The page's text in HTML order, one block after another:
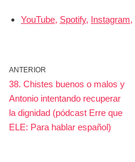
YouTube, Spotify, Instagram,
ANTERIOR
38. Chistes buenos o malos y
Antonio intentando recuperar
la dignidad (pódcast Erre que
ELE: Para hablar español)